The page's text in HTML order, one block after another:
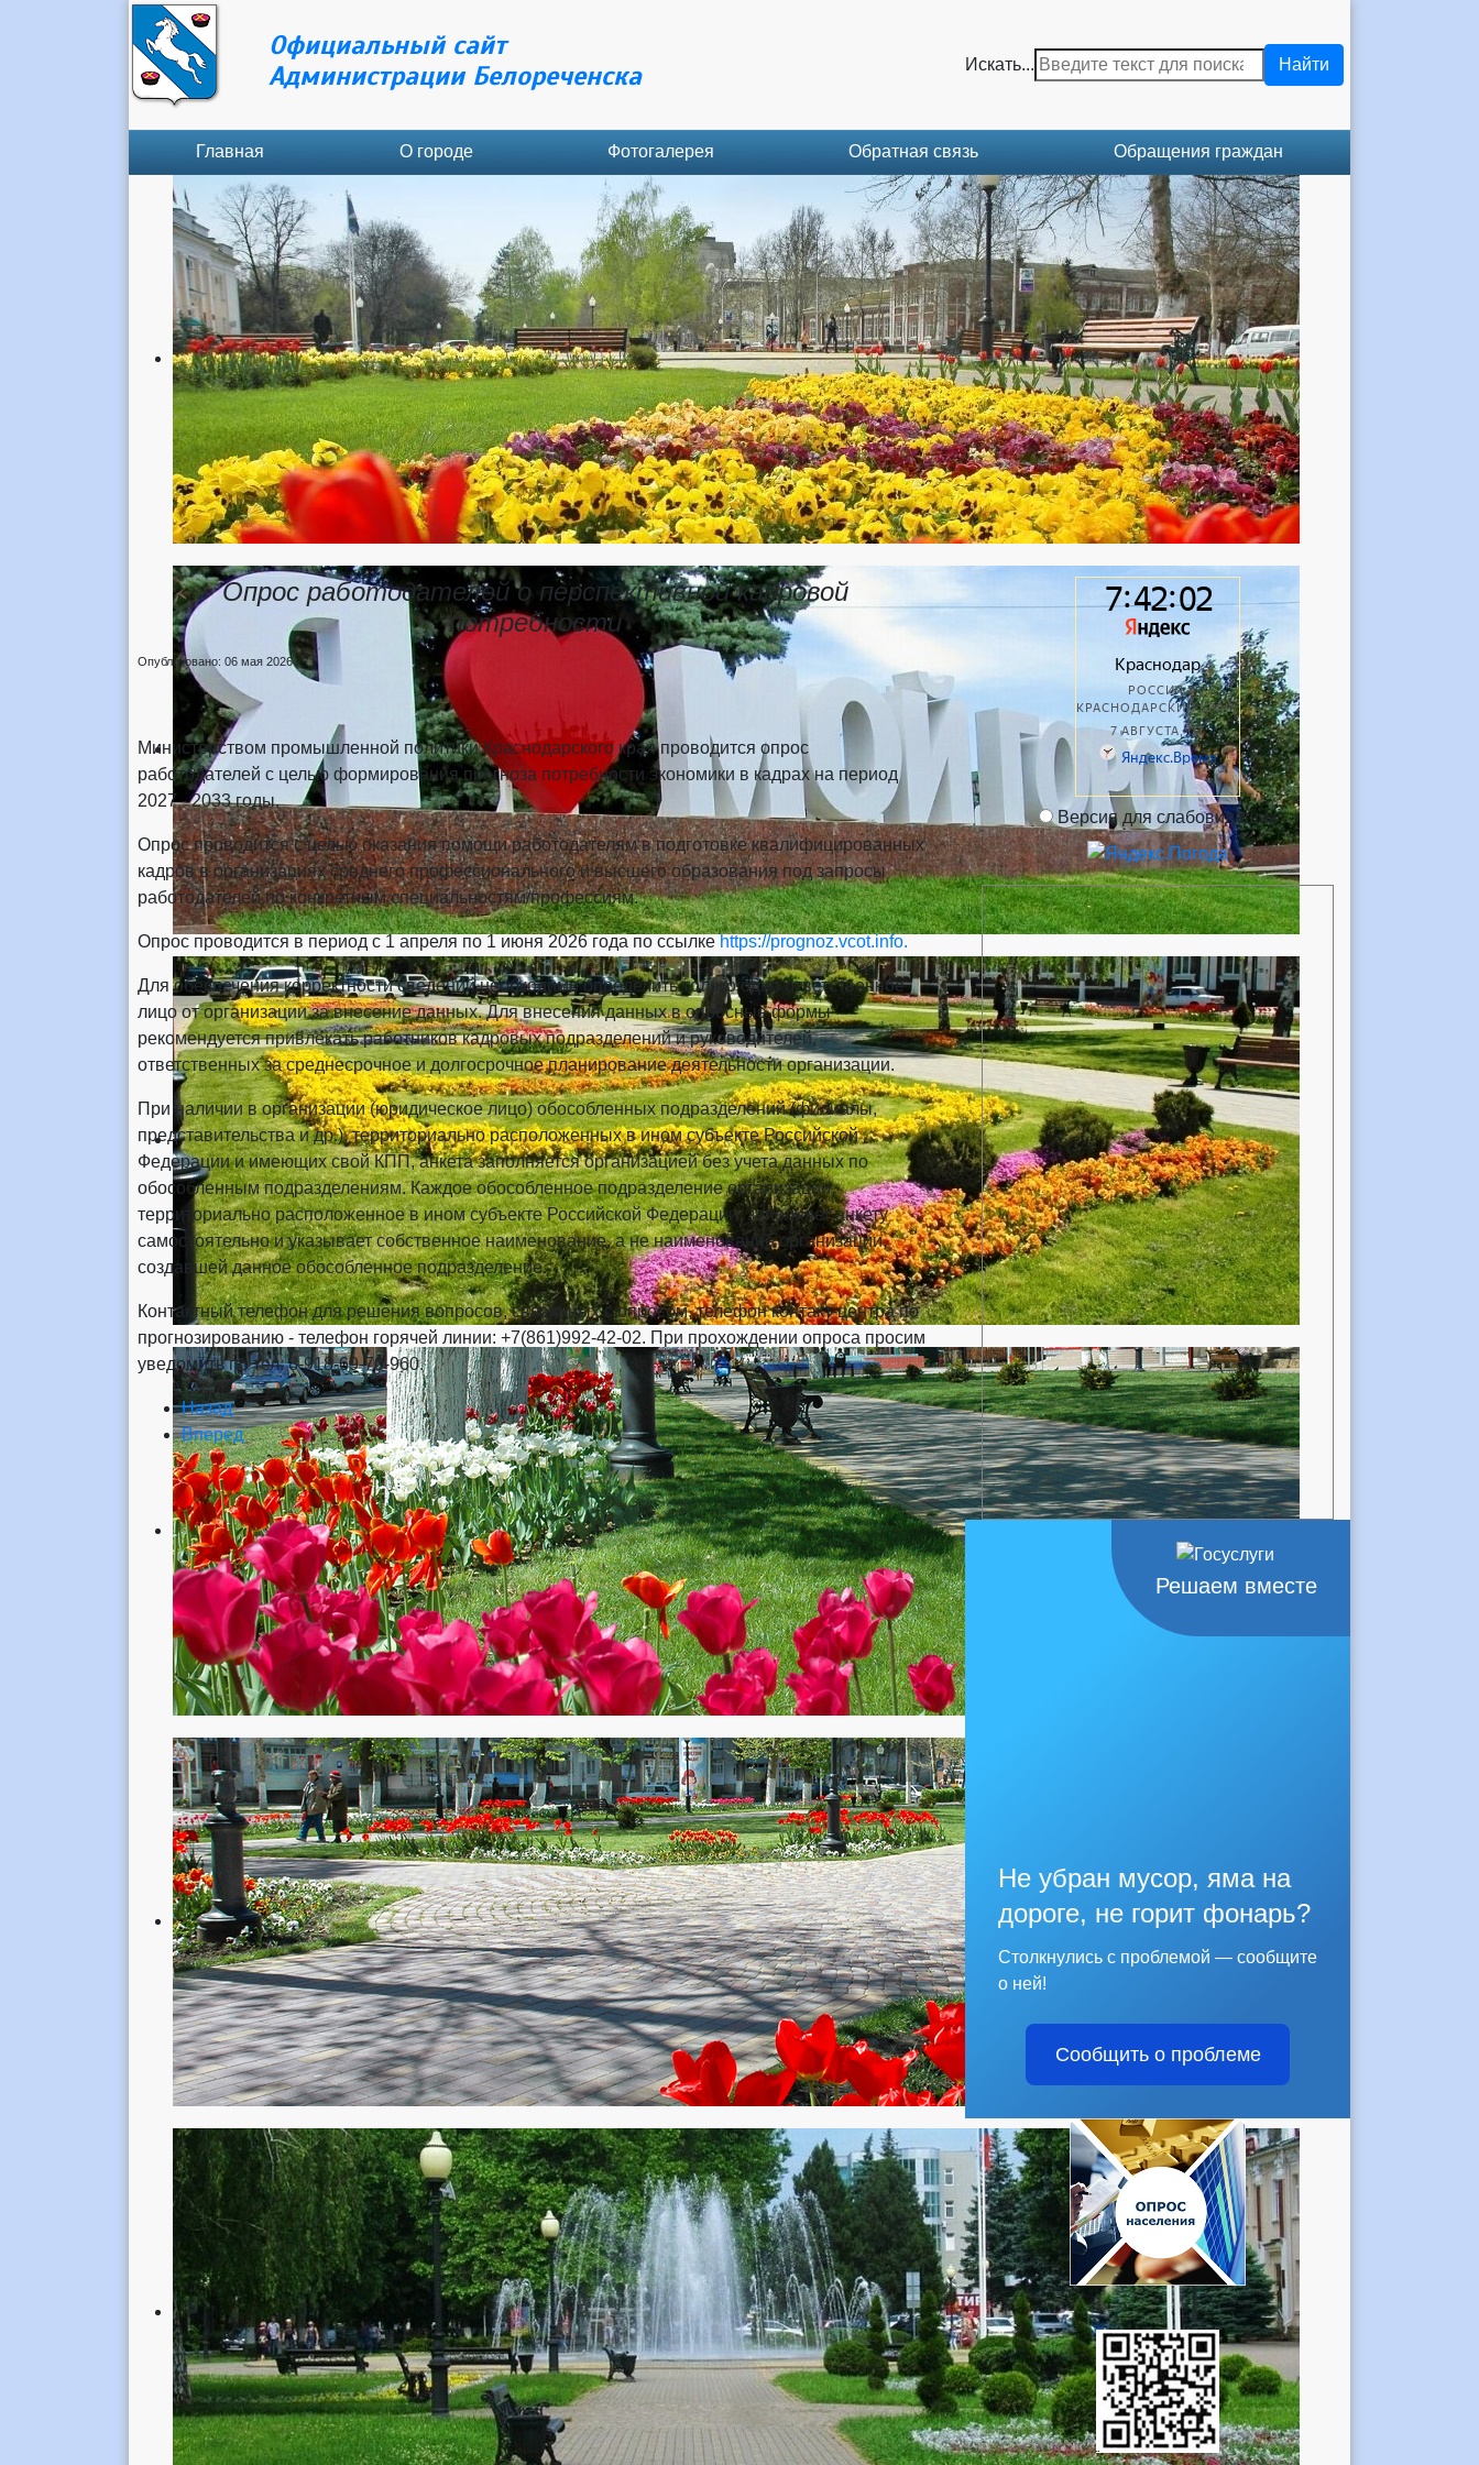
Официальный сайт
Администрации Белореченска
Искать... Найти
Главная О городе Фотогалерея Обратная связь Обращения граждан
Опрос работодателей о перспективной кадровой
потребности
Опубликовано: 06 мая 2026
Министерством промышленной политики Краснодарского края проводится опрос
работодателей с целью формирования прогноза потребности экономики в кадрах на период
2027 - 2033 годы.
Опрос проводится с целью оказания помощи работодателям в подготовке квалифицированных
кадров в организациях среднего профессионального и высшего образования под запросы
работодателей по конкретным специальностям/профессиям.
Опрос проводится в период с 1 апреля по 1 июня 2026 года по ссылке https://prognoz.vcot.info.
Для обеспечения корректности сведений необходимо определить только одно ответственное
лицо от организации за внесение данных. Для внесения данных в опросные формы
рекомендуется привлекать работников кадровых подразделений и руководителей,
ответственных за среднесрочное и долгосрочное планирование деятельности организации.
При наличии в организации (юридическое лицо) обособленных подразделений (филиалы,
представительства и др.), территориально расположенных в ином субъекте Российской
Федерации и имеющих свой КПП, анкета заполняется организацией без учета данных по
обособленным подразделениям. Каждое обособленное подразделение организации,
территориально расположенное в ином субъекте Российской Федерации, заполняет анкету
самостоятельно и указывает собственное наименование, а не наименование организации,
создавшей данное обособленное подразделение.
Контактный телефон для решения вопросов, связанных с опросом, телефон контакт-центра по
прогнозированию - телефон горячей линии: +7(861)992-42-02. При прохождении опроса просим
уведомить по тел. 8-918-69-70-960.
Назад
Вперед
Версия для слабовидящих
Решаем вместе
Не убран мусор, яма на
дороге, не горит фонарь?
Столкнулись с проблемой — сообщите
о ней!
Сообщить о проблеме